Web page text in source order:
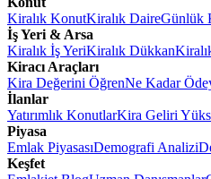
Kiralık KonutKiralık DaireGünlük
İş Yeri & Arsa
Kiralık İş YeriKiralık Dükkan
Kiracı Araçları
Kira Değerini ÖğrenNe Kadar
İlanlar
Yatırımlık KonutlarKira Geliri
Piyasa
Emlak PiyasasıDemografi Analizi
Keşfet